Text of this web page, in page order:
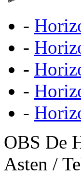
-
-
-
-
-
OBS De
Asten /